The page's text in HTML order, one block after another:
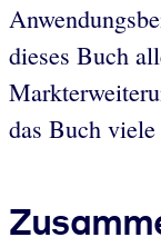
dieses Buch
das Buch